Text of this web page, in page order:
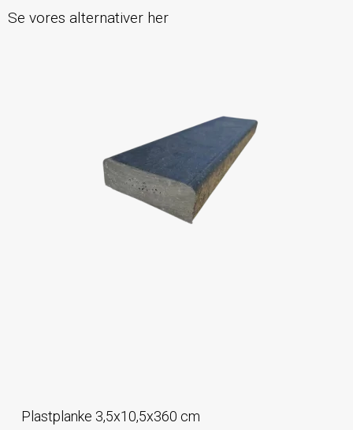
Se vores alternativer her
Plastplanke 3,5x10,5x360 cm